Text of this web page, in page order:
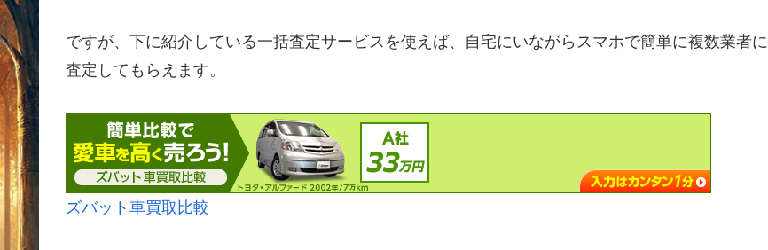
ですが、下に紹介している一括査定サービスを使えば、自宅にいながらスマホで簡単に複数業者に
査定してもらえます。
ズバット車買取比較